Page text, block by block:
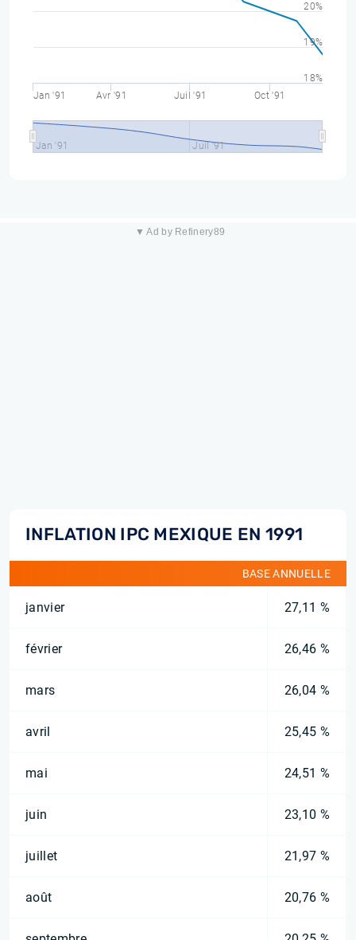
Jan '91 Avr '91 Juil '91 Oct '91
Jan '91 Juil '91
18%
19%
20%
▼ Ad by Refinery89
INFLATION IPC MEXIQUE EN 1991
BASE ANNUELLE
janvier 27,11 %
février 26,46 %
mars 26,04 %
avril 25,45 %
mai 24,51 %
juin 23,10 %
juillet 21,97 %
août 20,76 %